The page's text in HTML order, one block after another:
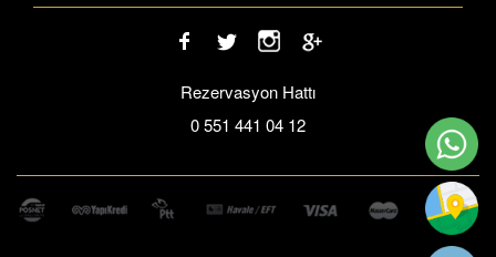
Rezervasyon Hattı
0 551 441 04 12